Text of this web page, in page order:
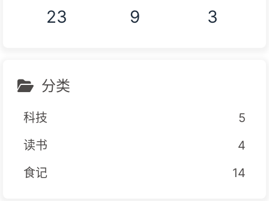
23 9 3
分类
科技
5
读书
4
食记
14